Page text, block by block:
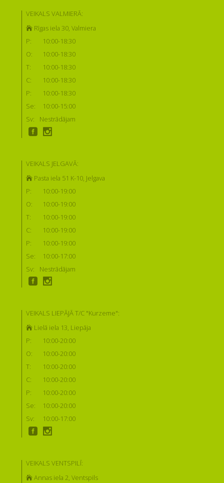
VEIKALS VALMIERĀ:
Rīgas iela 30, Valmiera
P:
10:00-18:30
O:
10:00-18:30
T:
10:00-18:30
C:
10:00-18:30
P:
10:00-18:30
Se:
10:00-15:00
Sv:
Nestrādājam
VEIKALS JELGAVĀ:
Pasta iela 51 K-10, Jelgava
P:
10:00-19:00
O:
10:00-19:00
T:
10:00-19:00
C:
10:00-19:00
P:
10:00-19:00
Se:
10:00-17:00
Sv:
Nestrādājam
VEIKALS LIEPĀJĀ T/C "Kurzeme":
Lielā iela 13, Liepāja
P:
10:00-20:00
O:
10:00-20:00
T:
10:00-20:00
C:
10:00-20:00
P:
10:00-20:00
Se:
10:00-20:00
Sv:
10:00-17:00
VEIKALS VENTSPILĪ:
Annas iela 2, Ventspils